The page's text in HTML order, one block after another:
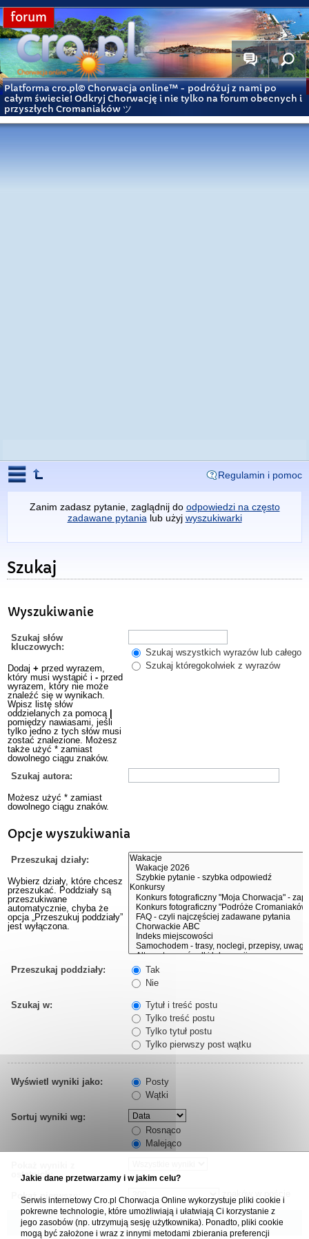
forum
Platforma cro.pl© Chorwacja online™ - podróżuj z nami po
całym świecie! Odkryj Chorwację i nie tylko na forum obecnych i
przyszłych Cromaniaków ツ
Regulamin i pomoc
Zanim zadasz pytanie, zaglądnij do odpowiedzi na często
zadawane pytania lub użyj wyszukiwarki
Szukaj
Wyszukiwanie
Szukaj słów
kluczowych:
Dodaj + przed wyrazem,
który musi wystąpić i - przed
wyrazem, który nie może
znaleźć się w wynikach.
Wpisz listę słów
oddzielanych za pomocą
pomiędzy nawiasami, jeśli
tylko jedno z tych słów musi
zostać znalezione. Możesz
także użyć * zamiast
dowolnego ciągu znaków.
Szukaj wszystkich wyrazów lub całego
Szukaj któregokolwiek z wyrazów
Szukaj autora:
Możesz użyć * zamiast
dowolnego ciągu znaków.
Opcje wyszukiwania
Przeszukaj działy:
Wybierz działy, które chcesz
przeszukać. Poddziały są
przeszukiwane
automatycznie, chyba że
opcja „Przeszukuj poddziały”
jest wyłączona.
Przeszukaj poddziały:
Tak
Nie
Szukaj w:
Tytuł i treść postu
Tylko treść postu
Tylko tytuł postu
Tylko pierwszy post wątku
Wyświetl wyniki jako:
Posty
Wątki
Sortuj wyniki wg:
Rosnąco
Malejąco
ostatnich:
Pokaż pierwsze:
Jakie dane przetwarzamy i w jakim celu?
Serwis internetowy Cro.pl Chorwacja Online wykorzystuje pliki cookie i
pokrewne technologie, które umożliwiają i ułatwiają Ci korzystanie z
jego zasobów (np. utrzymują sesję użytkownika). Ponadto, pliki cookie
mogą być założone i wraz z innymi metodami zbierania preferencji